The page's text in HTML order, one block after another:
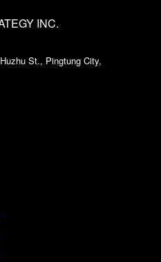
INC.
St., Pingtung City,